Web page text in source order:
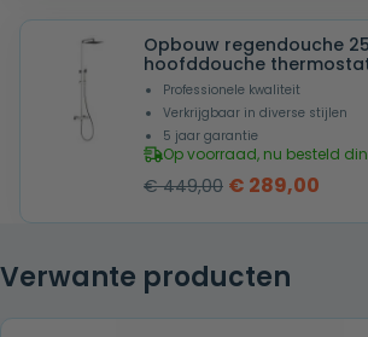
was:
€ 599,00.
is:
€
Opbouw regendouche
hoofddouche
Professionele kwaliteit
Verkrijgbaar in diverse stijlen
5 jaar garantie
Op voorraad, nu besteld
€449,00 Oorspronkelijke
€ 449,00.
€ 289,00
Verwante producten